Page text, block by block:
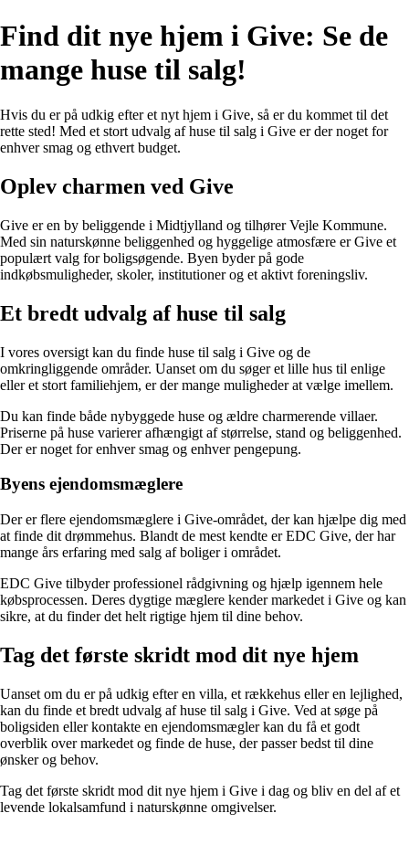
Find dit nye hjem i Give: Se de
mange huse til salg!
Hvis du er på udkig efter et nyt hjem i Give, så er du kommet til det
rette sted! Med et stort udvalg af huse til salg i Give er der noget for
enhver smag og ethvert budget.
Oplev charmen ved Give
Give er en by beliggende i Midtjylland og tilhører Vejle Kommune.
Med sin naturskønne beliggenhed og hyggelige atmosfære er Give et
populært valg for boligsøgende. Byen byder på gode
indkøbsmuligheder, skoler, institutioner og et aktivt foreningsliv.
Et bredt udvalg af huse til salg
I vores oversigt kan du finde huse til salg i Give og de
omkringliggende områder. Uanset om du søger et lille hus til enlige
eller et stort familiehjem, er der mange muligheder at vælge imellem.
Du kan finde både nybyggede huse og ældre charmerende villaer.
Priserne på huse varierer afhængigt af størrelse, stand og beliggenhed.
Der er noget for enhver smag og enhver pengepung.
Byens ejendomsmæglere
Der er flere ejendomsmæglere i Give-området, der kan hjælpe dig med
at finde dit drømmehus. Blandt de mest kendte er EDC Give, der har
mange års erfaring med salg af boliger i området.
EDC Give tilbyder professionel rådgivning og hjælp igennem hele
købsprocessen. Deres dygtige mæglere kender markedet i Give og kan
sikre, at du finder det helt rigtige hjem til dine behov.
Tag det første skridt mod dit nye hjem
Uanset om du er på udkig efter en villa, et rækkehus eller en lejlighed,
kan du finde et bredt udvalg af huse til salg i Give. Ved at søge på
boligsiden eller kontakte en ejendomsmægler kan du få et godt
overblik over markedet og finde de huse, der passer bedst til dine
ønsker og behov.
Tag det første skridt mod dit nye hjem i Give i dag og bliv en del af et
levende lokalsamfund i naturskønne omgivelser.